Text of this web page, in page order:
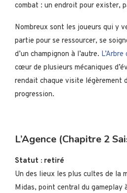
combat : un endroit pour exister,
Nombreux sont les joueurs qui y
partie pour se ressourcer, se
d’un champignon à l’autre.
cœur de plusieurs mécaniques
rendait chaque visite légèrement
progression.
L’Agence (Chapitre 2
Statut : retiré
Un des lieux les plus cultes de la
Midas, point central du gameplay